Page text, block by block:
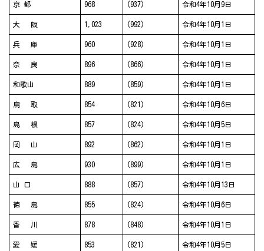
京 都 968 (937) 令和4年10月9日
大 阪 1,023 (992) 令和4年10月1日
兵 庫 960 (928) 令和4年10月1日
奈 良 896 (866) 令和4年10月1日
和歌山 889 (859) 令和4年10月1日
鳥 取 854 (821) 令和4年10月6日
島 根 857 (824) 令和4年10月5日
岡 山 892 (862) 令和4年10月1日
広 島 930 (899) 令和4年10月1日
山 口 888 (857) 令和4年10月13日
徳 島 855 (824) 令和4年10月6日
香 川 878 (848) 令和4年10月1日
愛 媛 853 (821) 令和4年10月5日